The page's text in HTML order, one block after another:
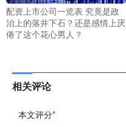
配资上市公司一览表 究竟是政
治上的落井下石？还是感情上厌
倦了这个花心男人？
相关评论
本文评分*